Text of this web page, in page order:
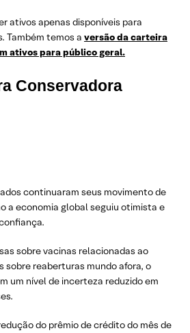
ativos apenas disponíveis para
Também temos a versão da carteira
ativos para público geral.
Conservadora
continuaram seus movimento de
a economia global seguiu otimista e
sobre vacinas relacionadas ao
sobre reaberturas mundo afora, o
um nível de incerteza reduzido em
do prêmio de crédito do mês de